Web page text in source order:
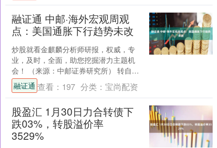
融证通 中邮·海外宏观周观
点：美国通胀下行趋势未改
炒股就看金麒麟分析师研报，权威，专
业，及时，全面，助您挖掘潜力主题机
会！ （来源：中邮证券研究所） 转自：
中邮证券研究所 投资要点 从历史规律来
看，总统代表的党....
融证通 查看： 197 分类： 宝尚配资
股盈汇 1月30日力合转债下
跌03%，转股溢价率
3529%